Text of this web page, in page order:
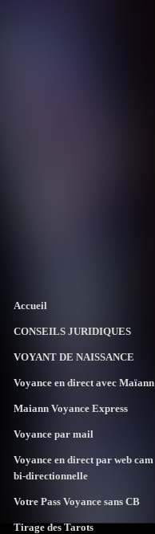
Accueil
CONSEILS JURIDIQUES
VOYANT DE NAISSANCE
Voyance en direct avec Maïann
Maiann Voyance Express
Voyance par mail
Voyance en direct par web cam
bi-directionnelle
Votre Pass Voyance sans CB
Tirage des Tarots